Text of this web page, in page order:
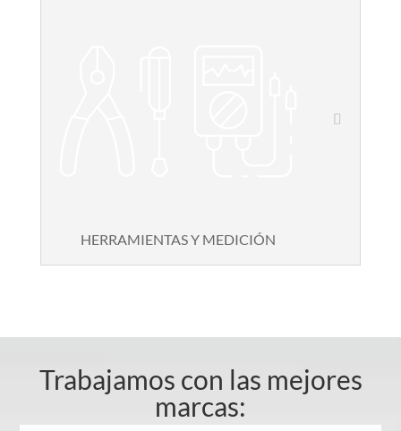
HERRAMIENTAS Y MEDICIÓN
Trabajamos con las mejores
marcas: